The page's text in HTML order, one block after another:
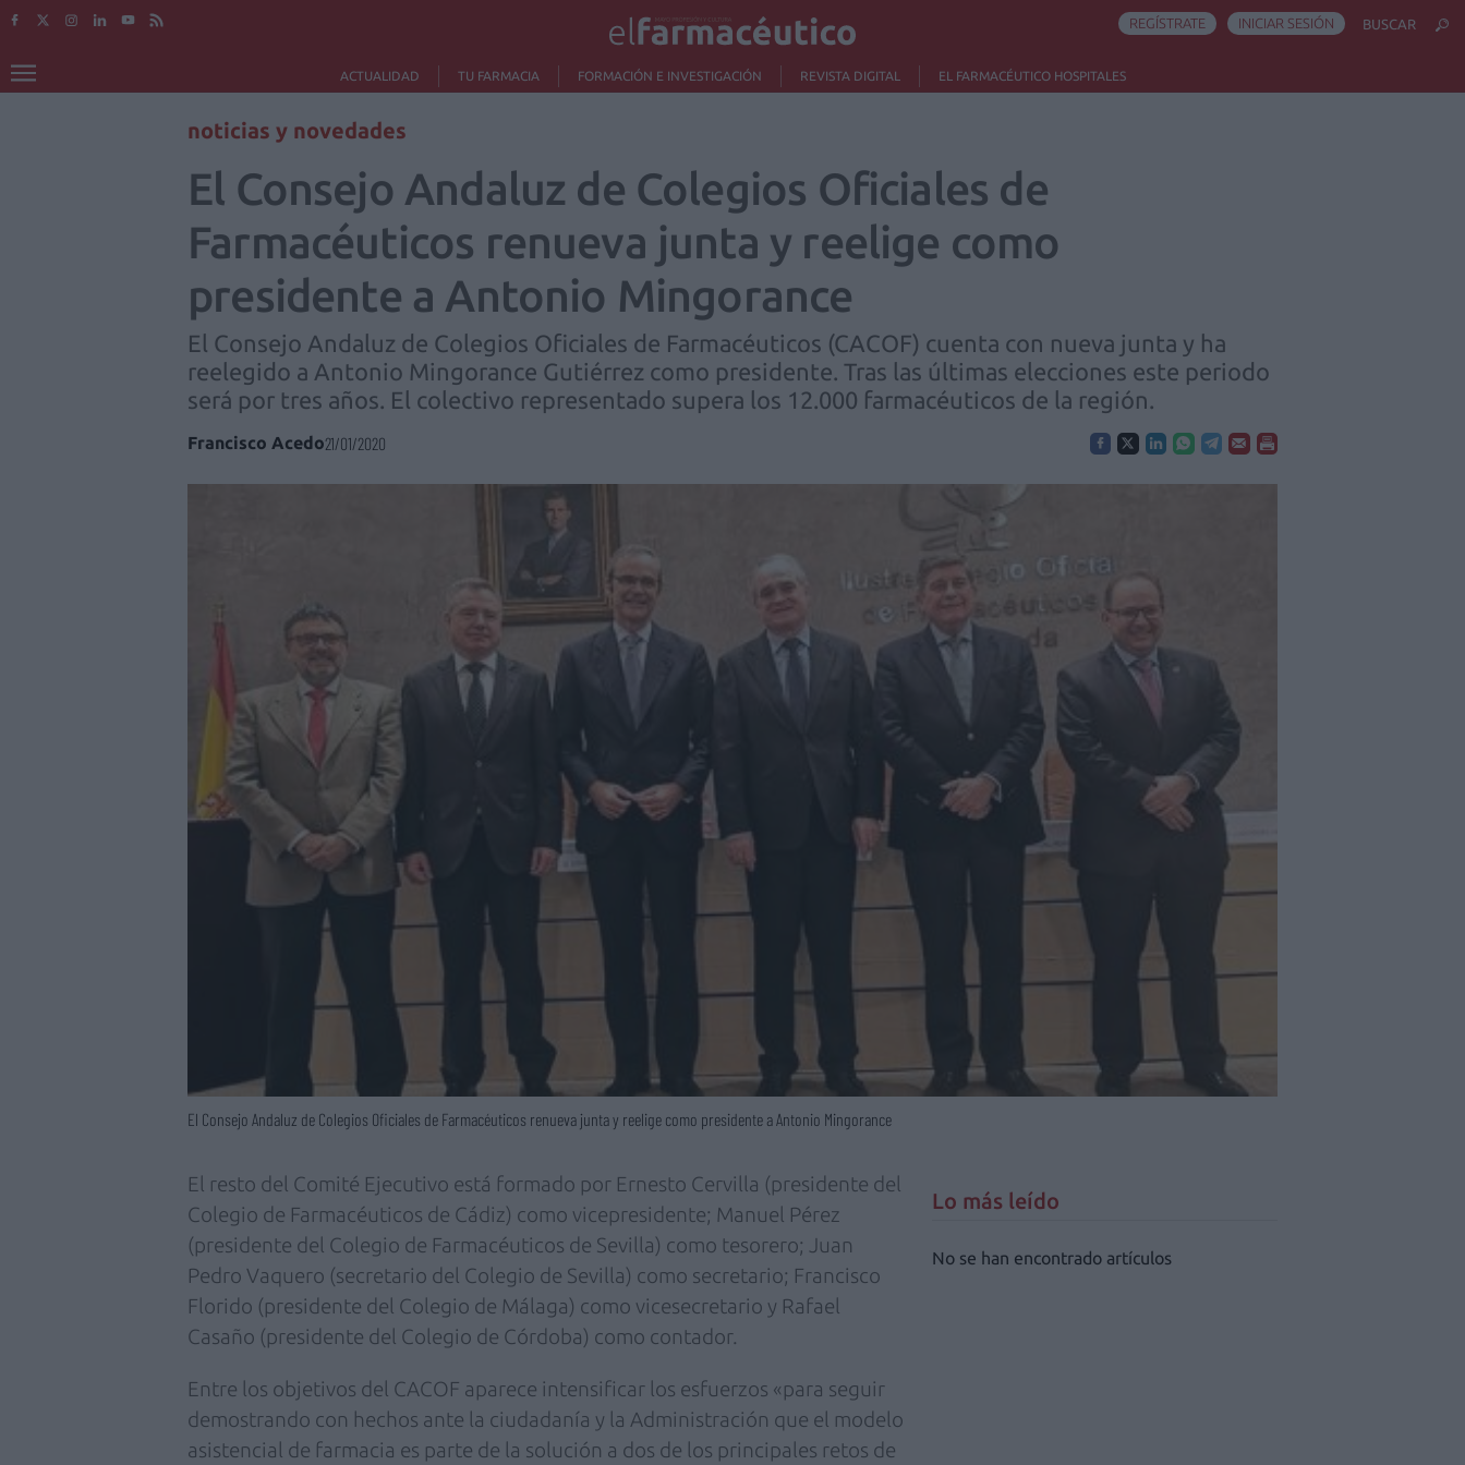
ACTUALIDAD TU FARMACIA FORMACIÓN E INVESTIGACIÓN REVISTA DIGITAL EL FARMACÉUTICO HOSPITALES
REGÍSTRATE INICIAR SESIÓN BUSCAR
noticias y novedades
El Consejo Andaluz de Colegios Oficiales de
Farmacéuticos renueva junta y reelige como
presidente a Antonio Mingorance
El Consejo Andaluz de Colegios Oficiales de Farmacéuticos (CACOF) cuenta con nueva junta y ha
reelegido a Antonio Mingorance Gutiérrez como presidente. Tras las últimas elecciones este periodo
será por tres años. El colectivo representado supera los 12.000 farmacéuticos de la región.
Francisco Acedo21/01/2020
El Consejo Andaluz de Colegios Oficiales de Farmacéuticos renueva junta y reelige como presidente a Antonio Mingorance
El resto del Comité Ejecutivo está formado por Ernesto Cervilla (presidente del
Colegio de Farmacéuticos de Cádiz) como vicepresidente; Manuel Pérez
(presidente del Colegio de Farmacéuticos de Sevilla) como tesorero; Juan
Pedro Vaquero (secretario del Colegio de Sevilla) como secretario; Francisco
Florido (presidente del Colegio de Málaga) como vicesecretario y Rafael
Casaño (presidente del Colegio de Córdoba) como contador.
Entre los objetivos del CACOF aparece intensificar los esfuerzos «para seguir
demostrando con hechos ante la ciudadanía y la Administración que el modelo
asistencial de farmacia es parte de la solución a dos de los principales retos de
Lo más leído
No se han encontrado artículos